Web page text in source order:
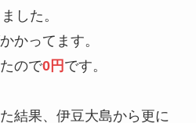
した。
かってます。
ので0円 です。
結果、伊豆大島から更に